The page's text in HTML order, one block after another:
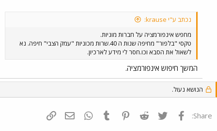
נכתב ע"י krause:
מחפש אינפורמציה על חברות מוניות.
טקסי "בלפור" מחיפה שנות ה 40.שרות מכוניות "עמק הצבי" חיפה. נא
לשאול את הסבא וכו.חסר לי מידע לארכיון.
המשך חיפוש אינפורמציה.
הנושא נעול.
Share: פייסבוק Twitter
Reddit
Pinterest
Tumblr
WhatsAppדואר אלקטרוני